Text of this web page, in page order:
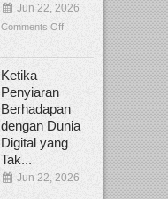
Jun 22, 2026
Comments Off
Ketika
Penyiaran
Berhadapan
dengan Dunia
Digital yang
Tak...
Jun 22, 2026